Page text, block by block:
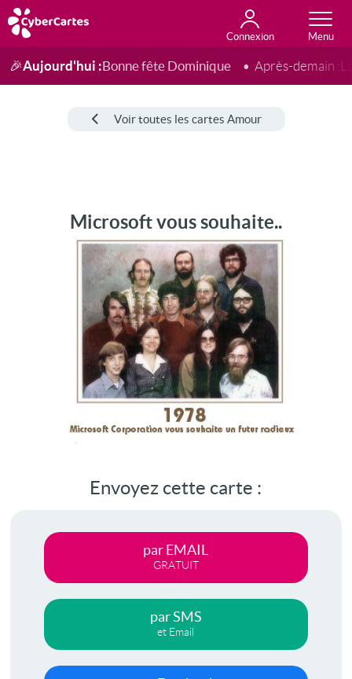
Connexion
Anniversaire
Fête du jour
Amour
Amitié
Merci
Toutes les cartes
🎉Aujourd'hui :Bonne fête Dominique Après-demain :
Voir toutes les cartes Amour
Microsoft vous souhaite..
Envoyez cette carte :
par EMAIL
GRATUIT
par SMS
et Email